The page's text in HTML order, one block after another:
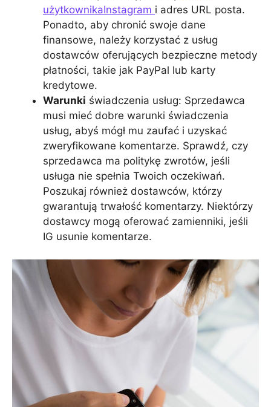
użytkownikaInstagram i adres URL posta.
Ponadto, aby chronić swoje dane
finansowe, należy korzystać z usług
dostawców oferujących bezpieczne metody
płatności, takie jak PayPal lub karty
kredytowe.
Warunki świadczenia usług: Sprzedawca
musi mieć dobre warunki świadczenia
usług, abyś mógł mu zaufać i uzyskać
zweryfikowane komentarze. Sprawdź, czy
sprzedawca ma politykę zwrotów, jeśli
usługa nie spełnia Twoich oczekiwań.
Poszukaj również dostawców, którzy
gwarantują trwałość komentarzy. Niektórzy
dostawcy mogą oferować zamienniki, jeśli
IG usunie komentarze.